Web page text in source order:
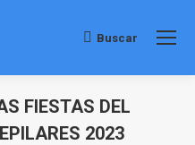
Buscar:
Buscar
FIESTAS DEL
2023